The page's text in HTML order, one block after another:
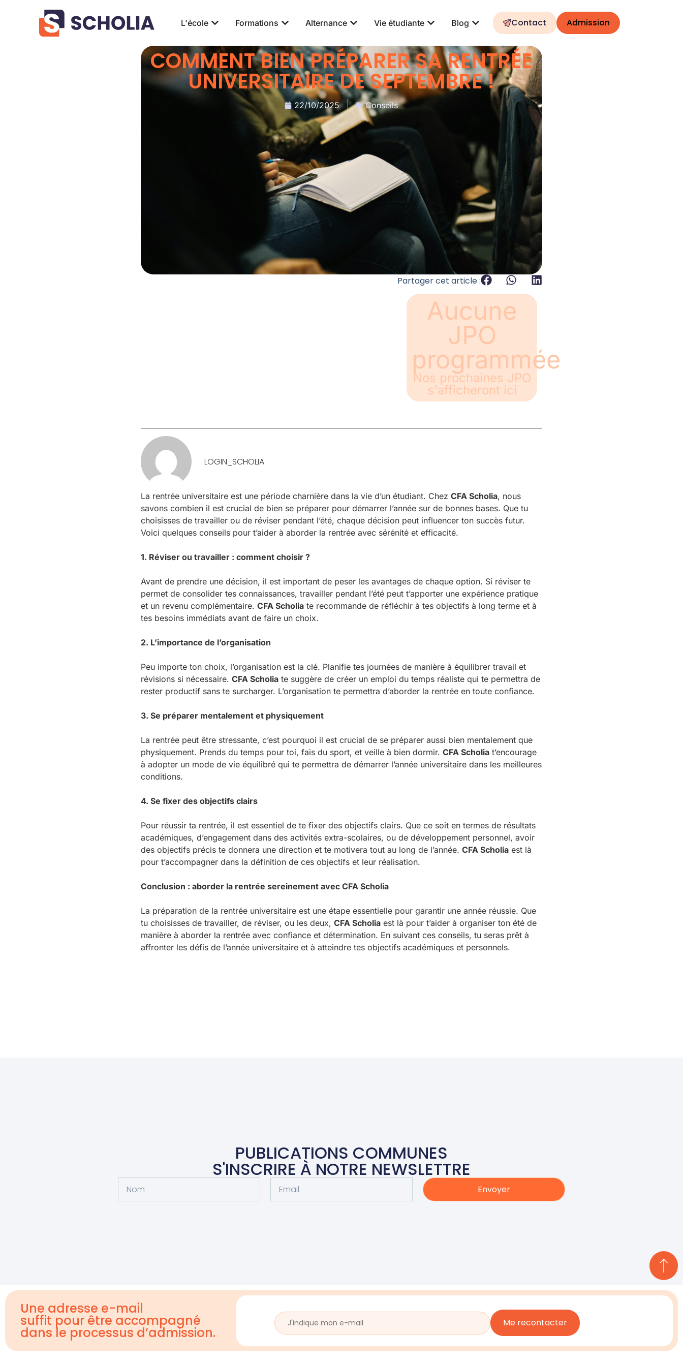
L'école Formations Alternance Vie étudiante Blog Contact Admission
COMMENT BIEN PRÉPARER SA RENTRÉE
UNIVERSITAIRE DE SEPTEMBRE !
22/10/2025 Conseils
Partager cet article :
Aucune
JPO
programmée
Nos prochaines JPO
s'afficheront ici
LOGIN_SCHOLIA
La rentrée universitaire est une période charnière dans la vie d’un étudiant. Chez CFA Scholia, nous
savons combien il est crucial de bien se préparer pour démarrer l’année sur de bonnes bases. Que tu
choisisses de travailler ou de réviser pendant l’été, chaque décision peut influencer ton succès futur.
Voici quelques conseils pour t’aider à aborder la rentrée avec sérénité et efficacité.
1. Réviser ou travailler : comment choisir ?
Avant de prendre une décision, il est important de peser les avantages de chaque option. Si réviser te
permet de consolider tes connaissances, travailler pendant l’été peut t’apporter une expérience pratique
et un revenu complémentaire. CFA Scholiate recommande de réfléchir à tes objectifs à long terme et à
tes besoins immédiats avant de faire un choix.
2. L’importance de l’organisation
Peu importe ton choix, l’organisation est la clé. Planifie tes journées de manière à équilibrer travail et
révisions si nécessaire. CFA Scholiate suggère de créer un emploi du temps réaliste qui te permettra de
rester productif sans te surcharger. L’organisation te permettra d’aborder la rentrée en toute confiance.
3. Se préparer mentalement et physiquement
La rentrée peut être stressante, c’est pourquoi il est crucial de se préparer aussi bien mentalement que
physiquement. Prends du temps pour toi, fais du sport, et veille à bien dormir. CFA Scholiat’encourage
à adopter un mode de vie équilibré qui te permettra de démarrer l’année universitaire dans les meilleures
conditions.
4. Se fixer des objectifs clairs
Pour réussir ta rentrée, il est essentiel de te fixer des objectifs clairs. Que ce soit en termes de résultats
académiques, d’engagement dans des activités extra-scolaires, ou de développement personnel, avoir
des objectifs précis te donnera une direction et te motivera tout au long de l’année. CFA Scholiaest là
pour t’accompagner dans la définition de ces objectifs et leur réalisation.
Conclusion : aborder la rentrée sereinement avec CFA Scholia
La préparation de la rentrée universitaire est une étape essentielle pour garantir une année réussie. Que
tu choisisses de travailler, de réviser, ou les deux, CFA Scholiaest là pour t’aider à organiser ton été de
manière à aborder la rentrée avec confiance et détermination. En suivant ces conseils, tu seras prêt à
affronter les défis de l’année universitaire et à atteindre tes objectifs académiques et personnels.
PUBLICATIONS COMMUNES
S'INSCRIRE À NOTRE NEWSLETTRE
Envoyer
Une adresse e-mail
suffit pour être accompagné
dans le processus d’admission.